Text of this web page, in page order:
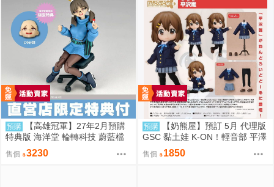
預購
【高雄冠軍】27年2月預購
特典版 海洋堂 輪轉科技 蔚藍檔
案 風倉萌 免訂金1007
售價 3230
預購
【奶熊屋】預訂 5月 代理版
GSC 黏土娃 K-ON！輕音部 平澤
唯 0905
售價 1850